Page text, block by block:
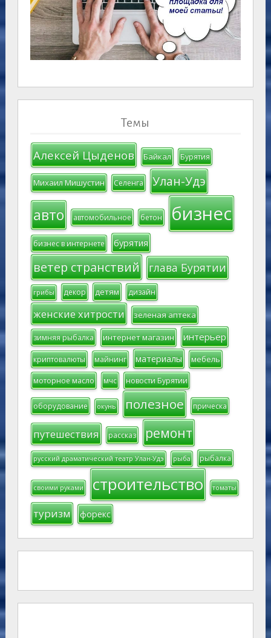
Темы
Алексей Цыденов Байкал Бурятия
Михаил Мишустин Селенга Улан-Удэ
авто автомобильное бетон бизнес
бизнес в интернете бурятия
ветер странствий глава Бурятии
грибы декор детям дизайн
женские хитрости зеленая аптека
зимняя рыбалка интернет магазин интерьер
криптовалюты майнинг материалы мебель
моторное масло мчс новости Бурятии
оборудование окунь полезное прическа
путешествия рассказ ремонт
русский драматический театр Улан-Удэ рыба рыбалка
своими руками строительство томаты
туризм форекс